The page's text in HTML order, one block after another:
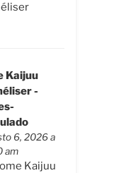
Kaijuu
-
6, 2026 a
am
Kaijuu